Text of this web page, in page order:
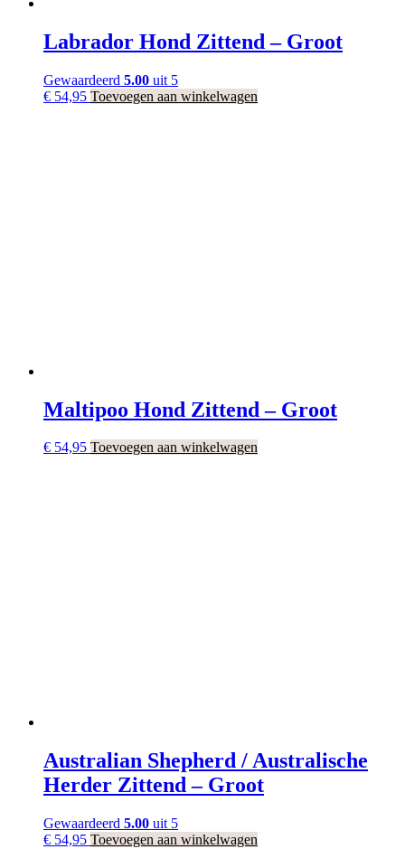
Labrador Hond Zittend – Groot
Gewaardeerd 5.00 uit 5
€ 54,95 Toevoegen aan winkelwagen
Maltipoo Hond Zittend – Groot
€ 54,95 Toevoegen aan winkelwagen
Australian Shepherd / Australische
Herder Zittend – Groot
Gewaardeerd 5.00 uit 5
€ 54,95 Toevoegen aan winkelwagen